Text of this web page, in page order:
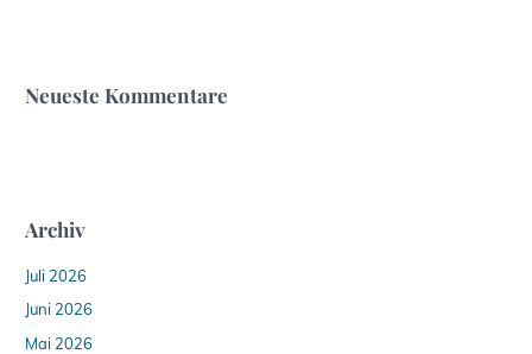
Neueste Kommentare
Archiv
Juli 2026
Juni 2026
Mai 2026